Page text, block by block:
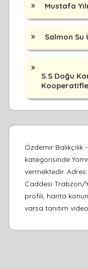
Mustafa
Salmon Su
S.S Doğu
Özdemir
kategorisinde
vermektedir.
Caddesi Trabzon/
profili, harita
varsa tanıtım